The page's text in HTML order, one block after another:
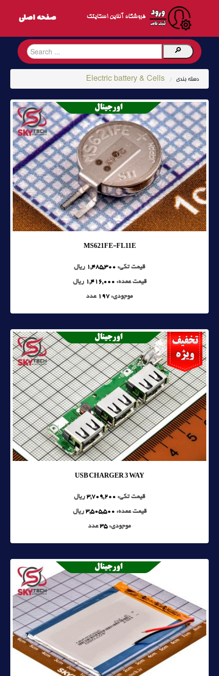
فروشگاه آنلاین اسکایتک
دسته بندی /
Electric battery & Cells
MS621FE-FL11E
قیمت تکی: 1,485,300 ریال
قیمت عمده: 1,416,000 ریال
موجودی: 197 عدد
USB CHARGER 3 WAY
قیمت تکی: 3,709,200 ریال
قیمت عمده: 3,505,500 ریال
موجودی:35عدد